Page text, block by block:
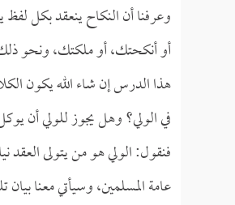
وعرفنا أن النكاح ينعقد بكل
أو أنكحتك، أو ملكتك، ونحو ذلك
هذا الدرس إن شاء الله يكون
في الولي؟ وهل يجوز للولي أن
فنقول: الولي هو من يتولى العقد
عامة المسلمين، وسيأتي معنا بيان